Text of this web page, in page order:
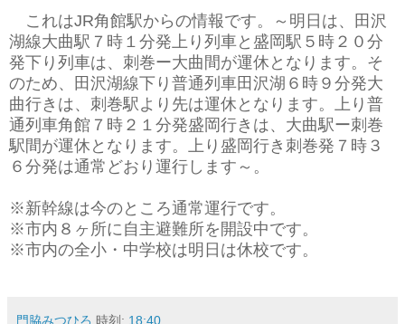
これはJR角館駅からの情報です。～明日は、田沢
湖線大曲駅７時１分発上り列車と盛岡駅５時２０分
発下り列車は、刺巻ー大曲間が運休となります。そ
のため、田沢湖線下り普通列車田沢湖６時９分発大
曲行きは、刺巻駅より先は運休となります。上り普
通列車角館７時２１分発盛岡行きは、大曲駅ー刺巻
駅間が運休となります。上り盛岡行き刺巻発７時３
６分発は通常どおり運行します～。
※新幹線は今のところ通常運行です。
※市内８ヶ所に自主避難所を開設中です。
※市内の全小・中学校は明日は休校です。
門脇みつひろ 時刻: 18:40